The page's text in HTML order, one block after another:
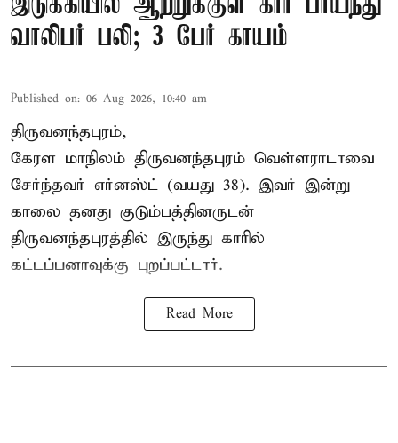
வாலிபர் பலி; 3 பேர் காயம்
Published on: 06 Aug 2026, 10:40 am
திருவனந்தபுரம்,
கேரள மாநிலம் திருவனந்தபுரம் வெள்ளராடாவை
சேர்ந்தவர் எர்னஸ்ட் (வயது 38). இவர் இன்று
காலை தனது குடும்பத்தினருடன்
திருவனந்தபுரத்தில் இருந்து காரில்
கட்டப்பனாவுக்கு புறப்பட்டார்.
Read More